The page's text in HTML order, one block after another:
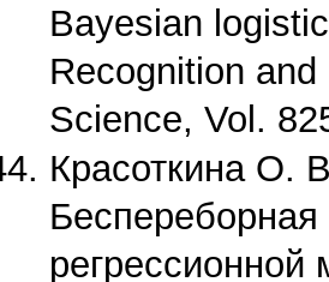
Bayesian
Recognition
Science, Vol.
Красоткина О.
Беспереборная
регрессионной